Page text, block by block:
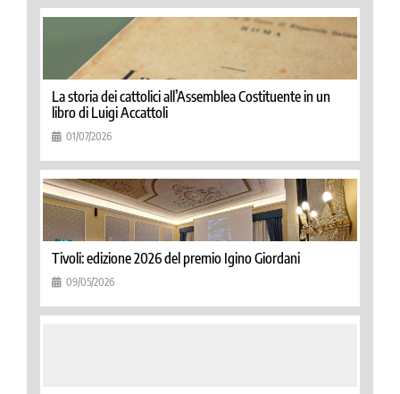
La storia dei cattolici all’Assemblea Costituente in un
libro di Luigi Accattoli
01/07/2026
Tivoli: edizione 2026 del premio Igino Giordani
09/05/2026